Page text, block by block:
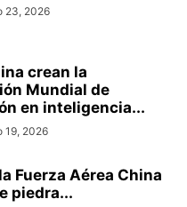
23, 2026
crean la
Mundial de
en inteligencia...
19, 2026
Fuerza Aérea China
piedra...